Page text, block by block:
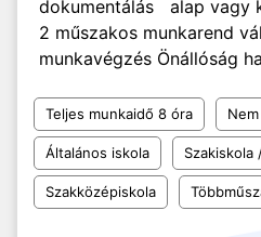
dokumentálás alap vagy
2 műszakos munkarend
munkavégzés Önállóság
Teljes munkaidő 8 óra
Általános iskola Szakiskola
Szakközépiskola